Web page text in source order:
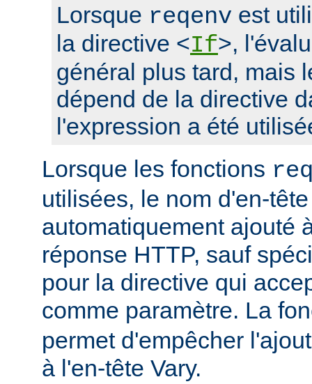
Lorsque reqenv est
la directive <If>,
général plus tard, mais
dépend de la directive
l'expression a été
Lorsque les fonctions
utilisées, le nom d'en-
automatiquement ajouté
réponse HTTP, sauf
pour la directive qui
comme paramètre. La
permet d'empêcher
à l'en-tête Vary.